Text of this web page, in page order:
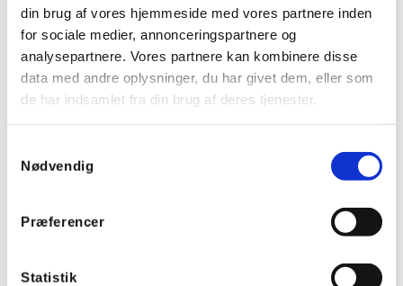
din brug af vores hjemmeside med vores partnere inden
for sociale medier, annonceringspartnere og
analysepartnere. Vores partnere kan kombinere disse
data med andre oplysninger, du har givet dem, eller som
de har indsamlet fra din brug af deres tjenester.
Nødvendig
Præferencer
Statistik
Vanpee forhandlertrådløse Casambi EnOcean tryk. Trykket
er batteriløst og der er hverken brug for strømforsyning
eller kabelføring for at sende signaler til de valgte
armaturer. Trykket kræver derfor ingen vedligeholdelse. Det
armaturer i et netværk, scener og animationer.
Takket være NFC-teknologi er idriftsættelsen hurtig og enkel
og trykket aktiveres via NFC-chippen på din smartphone
Det trådløse EnOcean tryk kan styre 4 scenarier, regulere
sammen med FUGA underlag og ramme.